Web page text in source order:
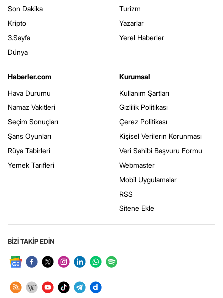
Son Dakika
Kripto
3.Sayfa
Dünya
Turizm
Yazarlar
Yerel Haberler
Haberler.com
Hava Durumu
Namaz Vakitleri
Seçim Sonuçları
Şans Oyunları
Rüya Tabirleri
Yemek Tarifleri
Kurumsal
Kullanım Şartları
Gizlilik Politikası
Çerez Politikası
Kişisel Verilerin Korunması
Veri Sahibi Başvuru Formu
Webmaster
Mobil Uygulamalar
RSS
Sitene Ekle
BİZİ TAKİP EDİN